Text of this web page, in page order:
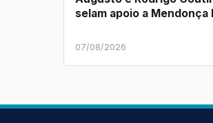
selam apoio a Mendonça
07/08/2026